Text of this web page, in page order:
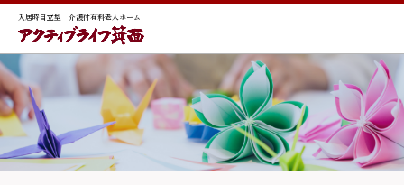
入居時自立型 介護付有料老人ホーム